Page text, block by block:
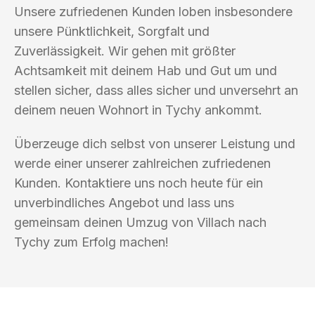
Unsere zufriedenen Kunden loben insbesondere
unsere Pünktlichkeit, Sorgfalt und
Zuverlässigkeit. Wir gehen mit größter
Achtsamkeit mit deinem Hab und Gut um und
stellen sicher, dass alles sicher und unversehrt an
deinem neuen Wohnort in Tychy ankommt.
Überzeuge dich selbst von unserer Leistung und
werde einer unserer zahlreichen zufriedenen
Kunden. Kontaktiere uns noch heute für ein
unverbindliches Angebot und lass uns
gemeinsam deinen Umzug von Villach nach
Tychy zum Erfolg machen!